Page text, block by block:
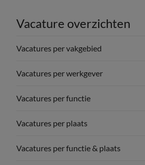
Vacature overzichten
Vacatures per vakgebied
Vacatures per werkgever
Vacatures per functie
Vacatures per plaats
Vacatures per functie & plaats